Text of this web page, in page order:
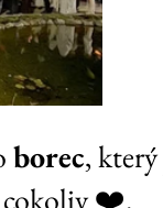
borec, který
cokoliv ❤️.